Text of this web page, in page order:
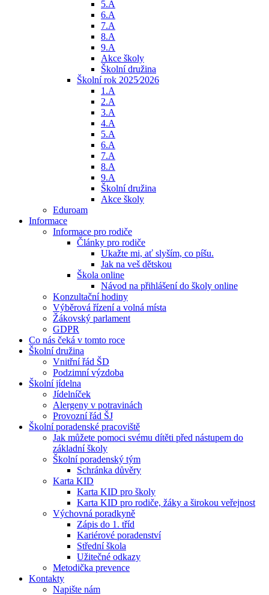
5.A
6.A
7.A
8.A
9.A
Akce školy
Školní družina
Školní rok 2025⁄2026
1.A
2.A
3.A
4.A
5.A
6.A
7.A
8.A
9.A
Školní družina
Akce školy
Eduroam
Informace
Informace pro rodiče
Články pro rodiče
Ukažte mi, ať slyším, co píšu.
Jak na veš dětskou
Škola online
Návod na přihlášení do školy online
Konzultační hodiny
Výběrová řízení a volná místa
Žákovský parlament
GDPR
Co nás čeká v tomto roce
Školní družina
Vnitřní řád ŠD
Podzimní výzdoba
Školní jídelna
Jídelníček
Alergeny v potravinách
Provozní řád ŠJ
Školní poradenské pracoviště
Jak můžete pomoci svému dítěti před nástupem do
základní školy
Školní poradenský tým
Schránka důvěry
Karta KID
Karta KID pro školy
Karta KID pro rodiče, žáky a širokou veřejnost
Výchovná poradkyně
Zápis do 1. tříd
Kariérové poradenství
Střední škola
Užitečné odkazy
Metodička prevence
Kontakty
Napište nám